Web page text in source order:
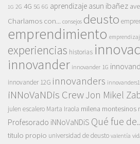
1G 2G 4G 5G 6G aprendizaje asun ibañez
Charlamos con... consejos deusto
emprendimiento
experiencias historias
innovander innovander 1G
innovander 12G innovanders
iNNoVaNDis CrewJon Mikel
julen escalero Marta Iraola milena montesinos
Profesorado iNNoVaNDiS Qué fue
titulo propio universidad de deusto valentía